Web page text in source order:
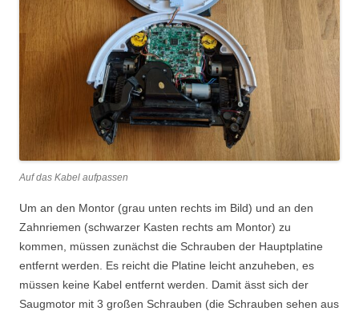
Auf das Kabel aufpassen
Um an den Montor (grau unten rechts im Bild) und an den
Zahnriemen (schwarzer Kasten rechts am Montor) zu
kommen, müssen zunächst die Schrauben der Hauptplatine
entfernt werden. Es reicht die Platine leicht anzuheben, es
müssen keine Kabel entfernt werden. Damit ässt sich der
Saugmotor mit 3 großen Schrauben (die Schrauben sehen aus